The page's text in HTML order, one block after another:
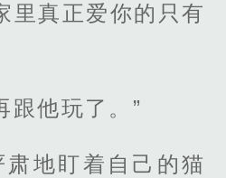
里真正爱你的只有
跟他玩了。”
肃地盯着自己的猫